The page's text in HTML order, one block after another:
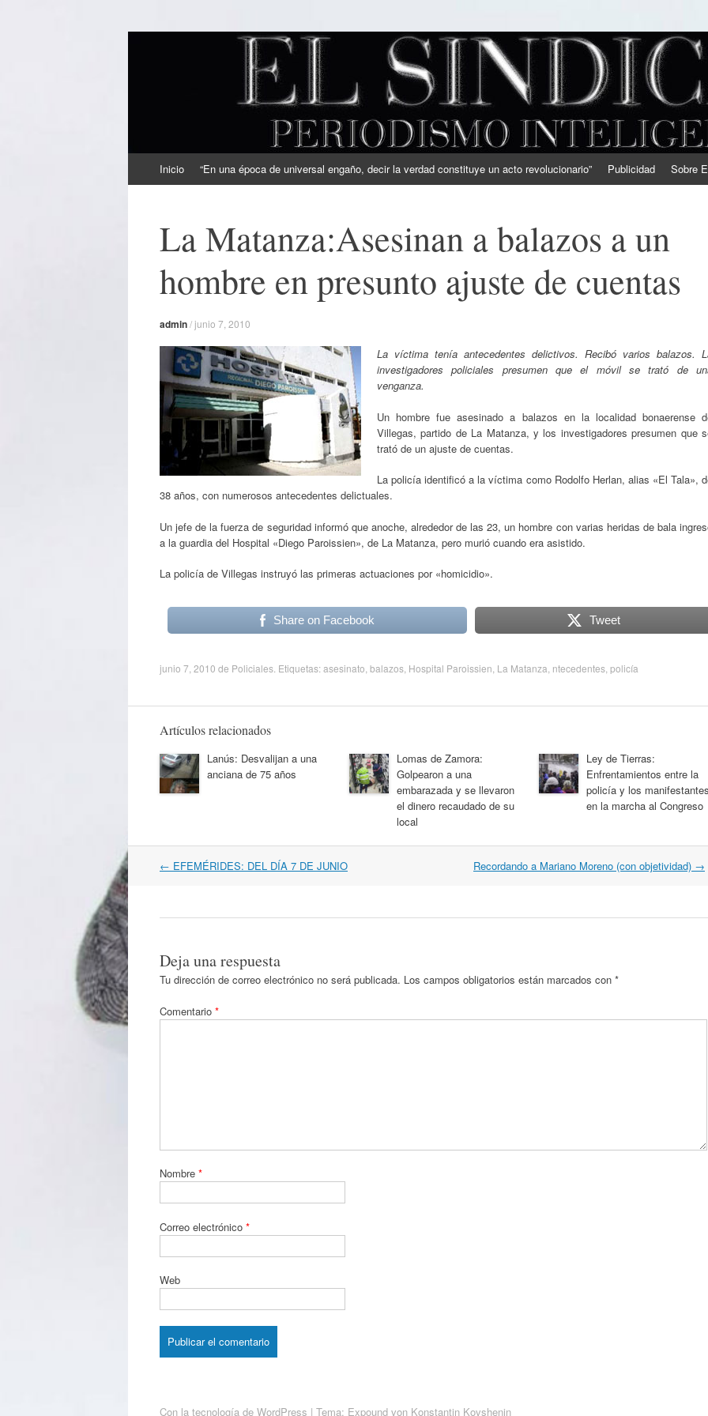
EL SINDICAL
Periodismo Inteligente
al
Inicio “En una época de universal engaño, decir la verdad constituye un acto revolucionario” Publicidad Sobre
La Matanza:Asesinan a balazos a un
hombre en presunto ajuste de cuentas
admin/junio 7, 2010
La víctima tenía antecedentes delictivos. Recibó varios balazos.
investigadores policiales presumen que el móvil se trató de
venganza.
Un hombre fue asesinado a balazos en la localidad bonaerense
Villegas, partido de La Matanza, y los investigadores presumen que
trató de un ajuste de cuentas.
La policía identificó a la víctima como Rodolfo Herlan, alias «El Tala»,
38 años, con numerosos antecedentes delictuales.
Un jefe de la fuerza de seguridad informó que anoche, alrededor de las 23, un hombre con varias heridas de bala
a la guardia del Hospital «Diego Paroissien», de La Matanza, pero murió cuando era asistido.
La policía de Villegas instruyó las primeras actuaciones por «homicidio».
Share on Facebook Tweet
junio 7, 2010 de Policiales . Etiquetas:asesinato balazos Hospital Paroissien La Matanza ntecedentes policía
Artículos relacionados
Lanús: Desvalijan a una
anciana de 75 años
Lomas de Zamora:
Golpearon a una
embarazada y se llevaron
el dinero recaudado de su
local
Ley de Tierras:
Enfrentamientos entre la
policía y los
en la marcha al Congreso
Navegación
← EFEMÉRIDES: DEL DÍA 7 DE JUNIO Recordando a Mariano Moreno (con objetividad) →
Deja una respuesta
Tu dirección de correo electrónico no será publicada. Los campos obligatorios están marcados con *
Comentario *
Nombre *
Correo electrónico *
Web
Con la tecnología de WordPress | Tema: Expound von Konstantin Kovshenin